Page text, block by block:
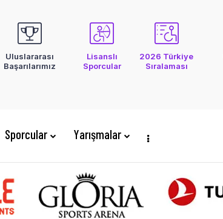
Uluslararası
Başarılarımız
Lisanslı
Sporcular
2026 Türkiye
Sıralaması
Sporcular Yarışmalar